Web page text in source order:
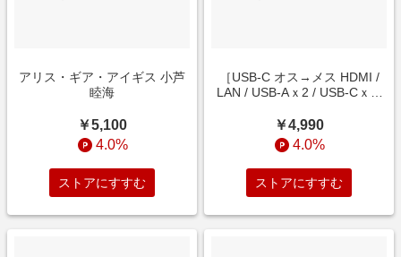
アリス・ギア・アイギス 小芦
睦海
￥5,100
4.0%
ストアにすすむ
［USB-C オス→メス HDMI /
LAN / USB-Aｘ2 / USB-Cｘ2]
ステーション グレー
A8365NA1 [USB Power
Delivery対応]
￥4,990
4.0%
ストアにすすむ